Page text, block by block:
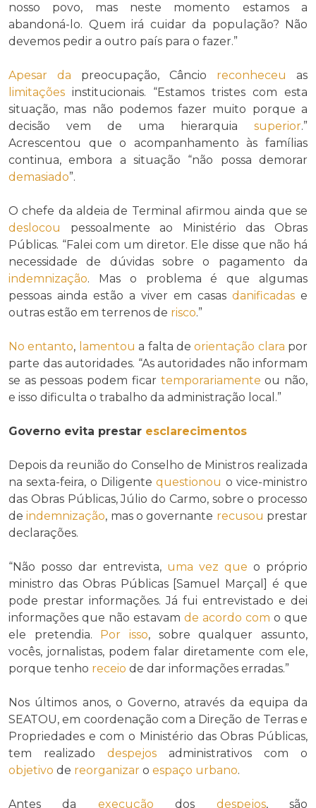
nosso povo, mas neste momento estamos a
abandoná-lo. Quem irá cuidar da população? Não
devemos pedir a outro país para o fazer.”
Apesar da preocupação, Câncio reconheceu
as
limitações institucionais. “Estamos tristes com esta
situação, mas não podemos fazer muito porque a
decisão vem de uma hierarquia superior.”
Acrescentou que o acompanhamento às famílias
continua, embora a situação “não possa demorar
demasiado”.
O chefe da aldeia de Terminal afirmou ainda que se
deslocou
pessoalmente ao Ministério das Obras
Públicas. “Falei com um diretor. Ele disse que não há
necessidade de dúvidas sobre o pagamento da
indemnização. Mas o problema é que algumas
pessoas ainda estão a viver em casas danificadas e
outras estão em terrenos de risco.”
No entanto, lamentou a falta deorientação clara por
parte das autoridades. “As autoridades não informam
se as pessoas podem ficar temporariamente ou não,
e isso dificulta o trabalho da administração local.”
Governo evita prestar esclarecimentos
Depois da reunião do Conselho de Ministros realizada
na sexta-feira, o Diligentequestionou o vice-ministro
das Obras Públicas, Júlio do Carmo, sobre o processo
deindemnização, mas o governante recusou prestar
declarações.
“Não posso dar entrevista, uma vez que o próprio
ministro das Obras Públicas [Samuel Marçal] é que
pode prestar informações. Já fui entrevistado e dei
informações que não estavam de acordo com o que
ele pretendia. Por isso, sobre qualquer assunto,
vocês, jornalistas, podem falar diretamente com ele,
porque tenho receio de dar informações erradas.”
Nos últimos anos, o Governo, através da equipa da
SEATOU, em coordenação com a Direção de Terras e
Propriedades e com o Ministério das Obras Públicas,
tem realizado despejos administrativos com o
objetivo de reorganizar o espaço urbano.
Antes da execução dos despejos, são